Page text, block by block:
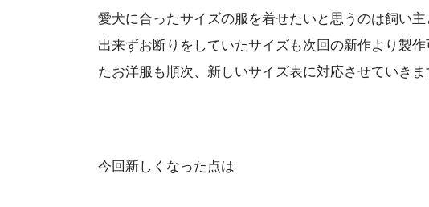
愛犬に合ったサイズの服を着せたいと思うのは飼い
出来ずお断りをしていたサイズも次回の新作より製
たお洋服も順次、新しいサイズ表に対応させていきま
今回新しくなった点は